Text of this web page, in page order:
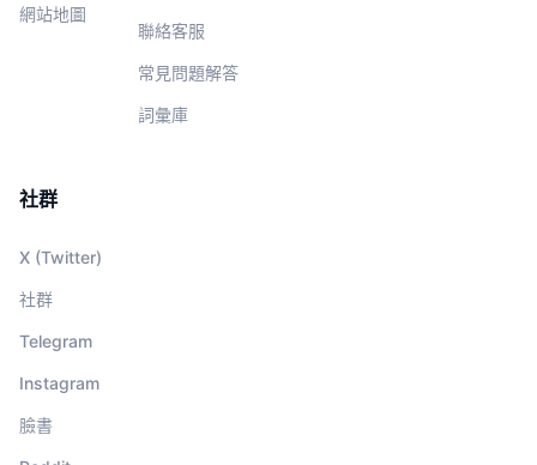
網站地圖
聯絡客服
常見問題解答
詞彙庫
社群
X (Twitter)
社群
Telegram
Instagram
臉書